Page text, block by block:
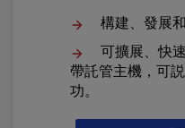
構建、發展
可擴展、快
帶託管主機，可
功。